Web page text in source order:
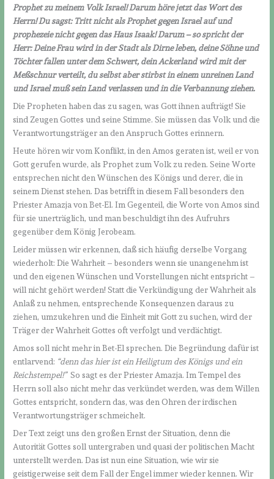
Prophet zu meinem Volk Israel! Darum höre jetzt das Wort des
Herrn! Du sagst: Tritt nicht als Prophet gegen Israel auf und
prophezeie nicht gegen das Haus Isaak! Darum – so spricht der
Herr: Deine Frau wird in der Stadt als Dirne leben, deine Söhne und
Töchter fallen unter dem Schwert, dein Ackerland wird mit der
Meßschnur verteilt, du selbst aber stirbst in einem unreinen Land
und Israel muß sein Land verlassen und in die Verbannung ziehen.
Die Propheten haben das zu sagen, was Gott ihnen aufträgt! Sie
sind Zeugen Gottes und seine Stimme. Sie müssen das Volk und die
Verantwortungsträger an den Anspruch Gottes erinnern.
Heute hören wir vom Konflikt, in den Amos geraten ist, weil er von
Gott gerufen wurde, als Prophet zum Volk zu reden. Seine Worte
entsprechen nicht den Wünschen des Königs und derer, die in
seinem Dienst stehen. Das betrifft in diesem Fall besonders den
Priester Amazja von Bet-El. Im Gegenteil, die Worte von Amos sind
für sie unerträglich, und man beschuldigt ihn des Aufruhrs
gegenüber dem König Jerobeam.
Leider müssen wir erkennen, daß sich häufig derselbe Vorgang
wiederholt: Die Wahrheit – besonders wenn sie unangenehm ist
und den eigenen Wünschen und Vorstellungen nicht entspricht –
will nicht gehört werden! Statt die Verkündigung der Wahrheit als
Anlaß zu nehmen, entsprechende Konsequenzen daraus zu
ziehen, umzukehren und die Einheit mit Gott zu suchen, wird der
Träger der Wahrheit Gottes oft verfolgt und verdächtigt.
Amos soll nicht mehr in Bet-El sprechen. Die Begründung dafür ist
entlarvend: “denn das hier ist ein Heiligtum des Königs und ein
Reichstempel!”So sagt es der Priester Amazja. Im Tempel des
Herrn soll also nicht mehr das verkündet werden, was dem Willen
Gottes entspricht, sondern das, was den Ohren der irdischen
Verantwortungsträger schmeichelt.
Der Text zeigt uns den großen Ernst der Situation, denn die
Autorität Gottes soll untergraben und quasi der politischen Macht
unterstellt werden. Das ist nun eine Situation, wie wir sie
geistigerweise seit dem Fall der Engel immer wieder kennen. Wir